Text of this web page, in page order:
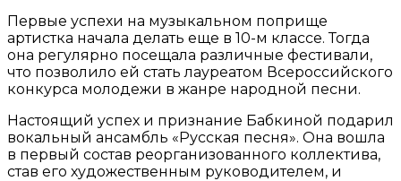
Первые успехи на музыкальном поприще
артистка начала делать еще в 10-м классе. Тогда
она регулярно посещала различные фестивали,
что позволило ей стать лауреатом Всероссийского
конкурса молодежи в жанре народной песни.
Настоящий успех и признание Бабкиной подарил
вокальный ансамбль «Русская песня». Она вошла
в первый состав реорганизованного коллектива,
став его художественным руководителем, и